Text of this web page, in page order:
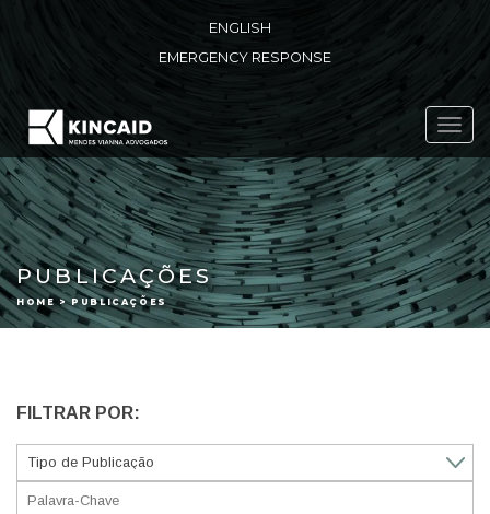
ENGLISH
EMERGENCY RESPONSE
PUBLICAÇÕES
HOME > PUBLICAÇÕES
FILTRAR POR: